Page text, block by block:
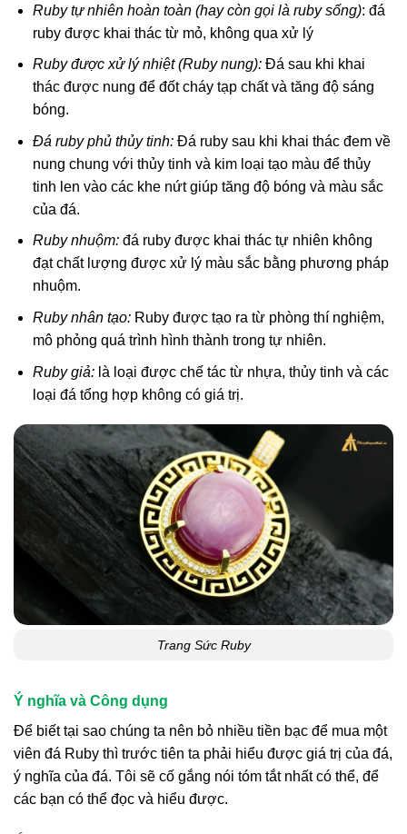
Ruby tự nhiên hoàn toàn (hay còn gọi là ruby sống): đá
ruby được khai thác từ mỏ, không qua xử lý
Ruby được xử lý nhiệt (Ruby nung):Đá sau khi khai
thác được nung để đốt cháy tạp chất và tăng độ sáng
bóng.
Đá ruby phủ thủy tinh:Đá ruby sau khi khai thác đem về
nung chung với thủy tinh và kim loại tạo màu để thủy
tinh len vào các khe nứt giúp tăng độ bóng và màu sắc
của đá.
Ruby nhuộm:đá ruby được khai thác tự nhiên không
đạt chất lượng được xử lý màu sắc bằng phương pháp
nhuộm.
Ruby nhân tạo:Ruby được tạo ra từ phòng thí nghiệm,
mô phỏng quá trình hình thành trong tự nhiên.
Ruby giả:là loại được chế tác từ nhựa, thủy tinh và các
loại đá tổng hợp không có giá trị.
Trang Sức Ruby
Ý nghĩa và Công dụng
Để biết tại sao chúng ta nên bỏ nhiều tiền bạc để mua một
viên đá Ruby thì trước tiên ta phải hiểu được giá trị của đá,
ý nghĩa của đá. Tôi sẽ cố gắng nói tóm tắt nhất có thể, để
các bạn có thể đọc và hiểu được.